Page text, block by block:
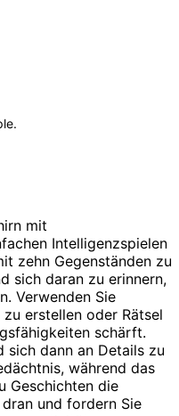
mit
Intelligenzspielen
zehn Gegenständen zu
sich daran zu erinnern,
Verwenden Sie
erstellen oder Rätsel
schärft.
sich dann an Details zu
während das
Geschichten die
und fordern Sie